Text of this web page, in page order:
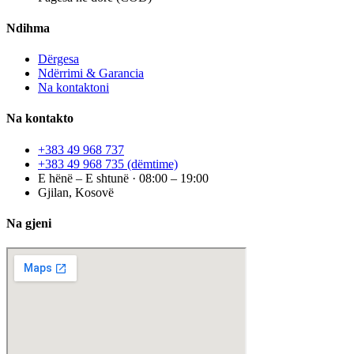
Ndihma
Dërgesa
Ndërrimi & Garancia
Na kontaktoni
Na kontakto
+383 49 968 737
+383 49 968 735 (dëmtime)
E hënë – E shtunë · 08:00 – 19:00
Gjilan, Kosovë
Na gjeni